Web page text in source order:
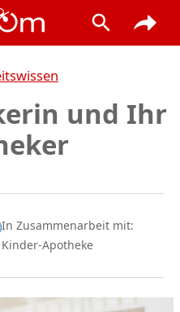
und Ihr
In Zusammenarbeit mit:
Kinder-Apotheke